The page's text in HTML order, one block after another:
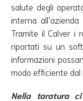
salute degli
interna
Tramite il Calver i
riportati su un
informazioni
modo efficiente dal
Nella taratura